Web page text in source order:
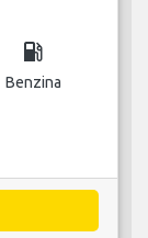
local_gas_station
Benzina